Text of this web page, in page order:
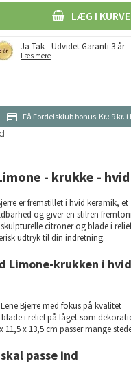
LÆG I
Ja Tak - Udvidet Garanti 3 år
Læs mere
Få Fordelsklub bonus-Kr.: 9 kr.
- krukke - hvid
er fremstillet i hvid keramik, et
og giver en stilren
citroner og blade i
udtryk til din indretning.
Limone-krukken i hvid
Bjerre med fokus på kvalitet
i relief på låget som
x 13,5 cm passer mange
passe ind